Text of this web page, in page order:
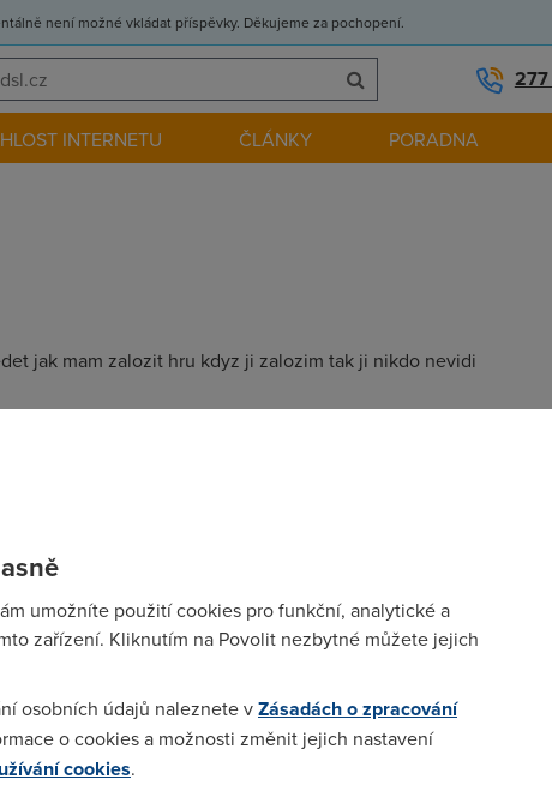
není možné vkládat příspěvky. Děkujeme za pochopení.
INTERNETU ČLÁNKY PORADNA
jak mam zalozit hru kdyz ji zalozim tak ji nikdo nevidi
forwardovat porty, ktery ta hra vyuziva. Na tomhle modemu je
hodnoty), takze ani navod psat nebudu, jen se podivej do
to jen pro jistotu, aby jste
Mno jen na rychlo reknu Start port a End port je rozsah
aby mi to bezelo ip tam dam svou (85.70.213.31)
umožníte použití cookies pro funkční, analytické a
zařízení. Kliknutím na Povolit nezbytné můžete jejich
osobních údajů naleznete vZásadách o zpracování
o cookies a možnosti změnit jejich nastavení
cookies.